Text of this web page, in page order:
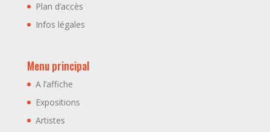
Plan d’accès
Infos légales
Menu principal
A l’affiche
Expositions
Artistes